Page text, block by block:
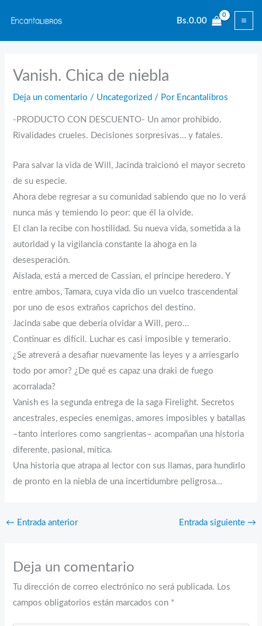
contenido
Bs.0.00
Vanish. Chica de niebla
Deja un comentario / Uncategorized / Por Encantalibros
-PRODUCTO CON DESCUENTO- Un amor prohibido.
Rivalidades crueles. Decisiones sorpresivas… y fatales.
Para salvar la vida de Will, Jacinda traicionó el mayor secreto
de su especie.
Ahora debe regresar a su comunidad sabiendo que no lo verá
nunca más y temiendo lo peor: que él la olvide.
El clan la recibe con hostilidad. Su nueva vida, sometida a la
autoridad y la vigilancia constante la ahoga en la
desesperación.
Aislada, está a merced de Cassian, el príncipe heredero. Y
entre ambos, Tamara, cuya vida dio un vuelco trascendental
por uno de esos extraños caprichos del destino.
Jacinda sabe que debería olvidar a Will, pero…
Continuar es difícil. Luchar es casi imposible y temerario.
¿Se atreverá a desafiar nuevamente las leyes y a arriesgarlo
todo por amor? ¿De qué es capaz una draki de fuego
acorralada?
Vanish es la segunda entrega de la saga Firelight. Secretos
ancestrales, especies enemigas, amores imposibles y batallas
–tanto interiores como sangrientas– acompañan una historia
diferente, pasional, mítica.
Una historia que atrapa al lector con sus llamas, para hundirlo
de pronto en la niebla de una incertidumbre peligrosa…
← Entrada anterior Entrada siguiente →
Deja un comentario
Tu dirección de correo electrónico no será publicada. Los
campos obligatorios están marcados con *